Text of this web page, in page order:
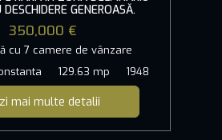
DESCHIDERE GENEROASĂ.
350,000 €
cu 7 camere de vânzare
129.63 mp 1948
mai multe detalii